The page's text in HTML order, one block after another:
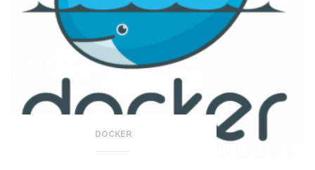
DOCKER